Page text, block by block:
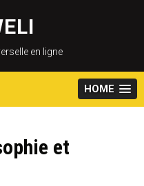
en ligne
HOME
et